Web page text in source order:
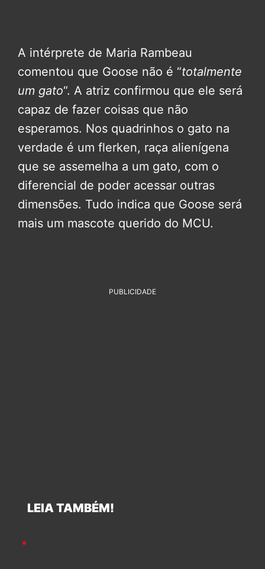
A intérprete de Maria Rambeau
comentou que Goose não é “totalmente
um gato“. A atriz confirmou que ele será
capaz de fazer coisas que não
esperamos. Nos quadrinhos o gato na
verdade é um flerken, raça alienígena
que se assemelha a um gato, com o
diferencial de poder acessar outras
dimensões. Tudo indica que Goose será
mais um mascote querido do MCU.
PUBLICIDADE
LEIA TAMBÉM!